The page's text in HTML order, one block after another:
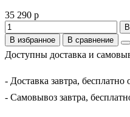
35 290 р
В избранное
В сравнение
Доступны доставка и
- Доставка завтра, бесплатно
- Самовывоз завтра,